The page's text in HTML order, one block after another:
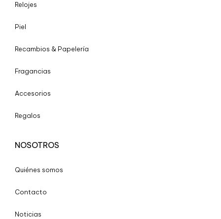
Relojes
Piel
Recambios & Papelería
Fragancias
Accesorios
Regalos
NOSOTROS
Quiénes somos
Contacto
Noticias